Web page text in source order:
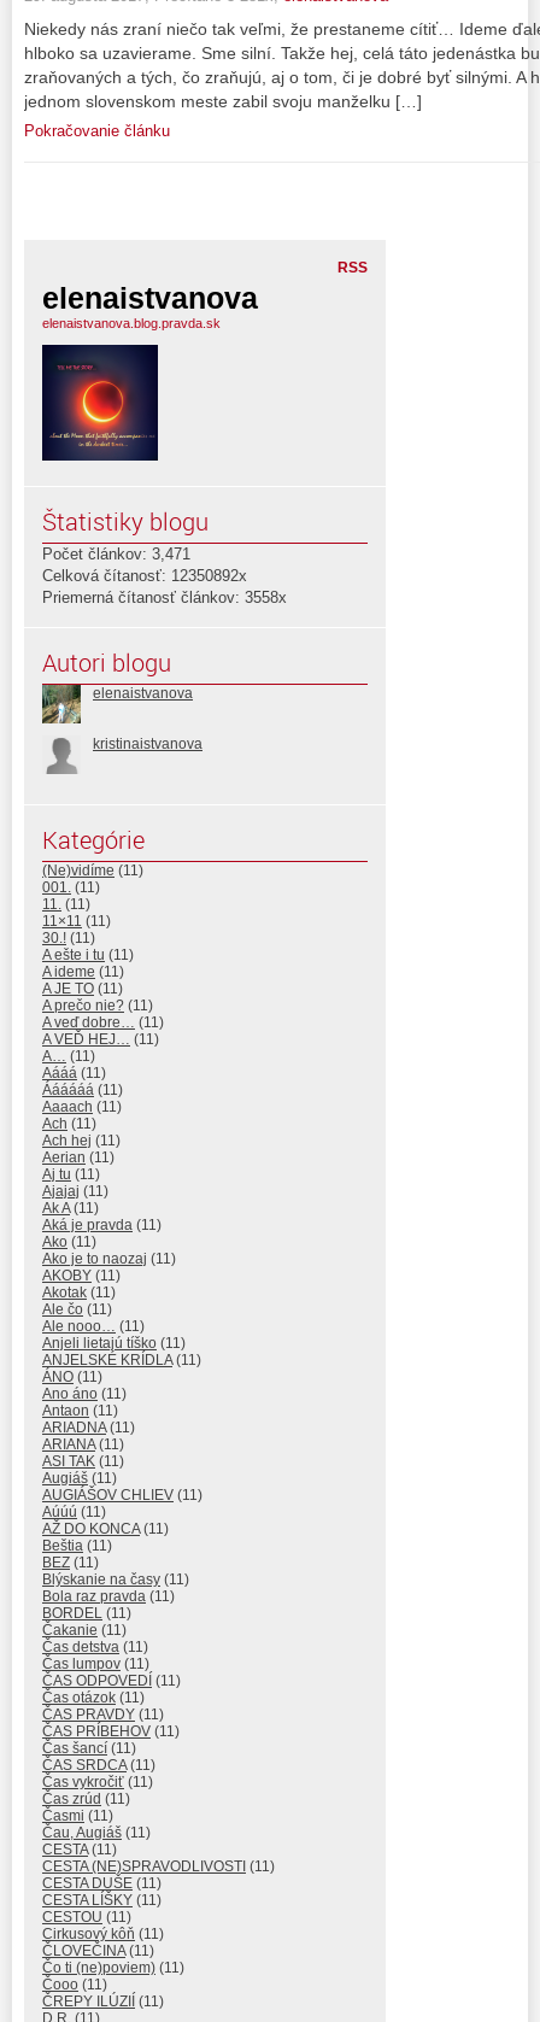
Niekedy nás zraní niečo tak veľmi, že prestaneme cítiť… Ideme
hlboko sa uzavierame. Sme silní. Takže hej, celá táto jedenástka
zraňovaných a tých, čo zraňujú, aj o tom, či je dobré byť silnými. A
jednom slovenskom meste zabil svoju manželku […]
Pokračovanie článku
RSS
elenaistvanova
elenaistvanova.blog.pravda.sk
Štatistiky blogu
Počet článkov: 3,471
Celková čítanosť: 12350892x
Priemerná čítanosť článkov: 3558x
Autori blogu
elenaistvanova
kristinaistvanova
Kategórie
(Ne)vidíme (11)
001.
(11)
11.
(11)
11×11 (11)
30.! (11)
A ešte i tu (11)
A ideme (11)
A JE TO (11)
A prečo nie? (11)
A veď dobre…
(11)
A VEĎ HEJ…
(11)
A…
(11)
Aááá (11)
Áááááá (11)
Aaaach (11)
Ach (11)
Ach hej (11)
Aerian (11)
Aj tu (11)
Ajajaj (11)
Ak A(11)
Aká je pravda (11)
Ako (11)
Ako je to naozaj (11)
AKOBY (11)
Akotak (11)
Ale čo (11)
Ale nooo…
(11)
Anjeli lietajú tíško (11)
ANJELSKÉ KRÍDLA(11)
ÁNO (11)
Ano áno (11)
Antaon (11)
ARIADNA(11)
ARIANA(11)
ASI TAK (11)
Augiáš (11)
AUGIÁŠOV CHLIEV (11)
Aúúú (11)
AŽ DO KONCA(11)
Beštia (11)
BEZ (11)
Blýskanie na časy (11)
Bola raz pravda (11)
BORDEL (11)
Čakanie (11)
Čas detstva (11)
Čas lumpov (11)
ČAS ODPOVEDÍ (11)
Čas otázok (11)
ČAS PRAVDY (11)
ČAS PRÍBEHOV (11)
Čas šancí (11)
ČAS SRDCA(11)
Čas vykročiť (11)
Čas zrúd (11)
Časmi (11)
Čau, Augiáš (11)
CESTA(11)
CESTA (NE)SPRAVODLIVOSTI (11)
CESTA DUŠE (11)
CESTA LÍŠKY (11)
CESTOU (11)
Cirkusový kôň (11)
ČLOVEČINA(11)
Čo ti (ne)poviem) (11)
Čooo (11)
ČREPY ILÚZIÍ (11)
D.R. (11)